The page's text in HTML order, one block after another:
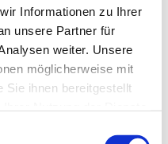
Informationen zu Ihrer
unsere Partner für
weiter. Unsere
möglicherweise mit
Sie ihnen bereitgestellt